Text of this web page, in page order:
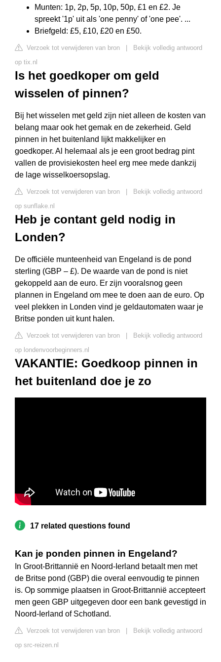
Munten: 1p, 2p, 5p, 10p, 50p, £1 en £2. Je
spreekt '1p' uit als 'one penny' of 'one pee'. ...
Briefgeld: £5, £10, £20 en £50.
Verzoek tot verwijderen van bron
Bekijk volledig antwoord
op tix.nl
Is het goedkoper om geld
wisselen of pinnen?
Bij het wisselen met geld zijn niet alleen de kosten van
belang maar ook het gemak en de zekerheid. Geld
pinnen in het buitenland lijkt makkelijker en
goedkoper. Al helemaal als je een groot bedrag pint
vallen de provisiekosten heel erg mee mede dankzij
de lage wisselkoersopslag.
Verzoek tot verwijderen van bron
Bekijk volledig antwoord
op sunflake.nl
Heb je contant geld nodig in
Londen?
De officiële munteenheid van Engeland is de pond
sterling (GBP – £). De waarde van de pond is niet
gekoppeld aan de euro. Er zijn vooralsnog geen
plannen in Engeland om mee te doen aan de euro. Op
veel plekken in Londen vind je geldautomaten waar je
Britse ponden uit kunt halen.
Verzoek tot verwijderen van bron
Bekijk volledig antwoord
op londenvoorbeginners.nl
VAKANTIE: Goedkoop pinnen in
het buitenland doe je zo
17 related questions found
Kan je ponden pinnen in Engeland?
In Groot-Brittannië en Noord-Ierland betaalt men met
de Britse pond (GBP) die overal eenvoudig te pinnen
is. Op sommige plaatsen in Groot-Brittannië accepteert
men geen GBP uitgegeven door een bank gevestigd in
Noord-Ierland of Schotland.
Verzoek tot verwijderen van bron
Bekijk volledig antwoord
op src-reizen.nl